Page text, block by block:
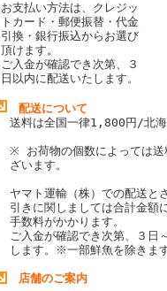
お支払い方法は、クレジッ
トカード・郵便振替・代金
引換・銀行振込からお選び
頂けます。
ご入金が確認でき次第、３
日以内に配送いたします。
配送について
送料は全国一律1,800円/北
※ お荷物の個数によっては送
ざいます。
ヤマト運輸（株）での配送と
引きに関しましては合計金額
手数料がかかります。
ご入金が確認でき次第、３日
します。
※一部鮮魚を除きま
店舗のご案内